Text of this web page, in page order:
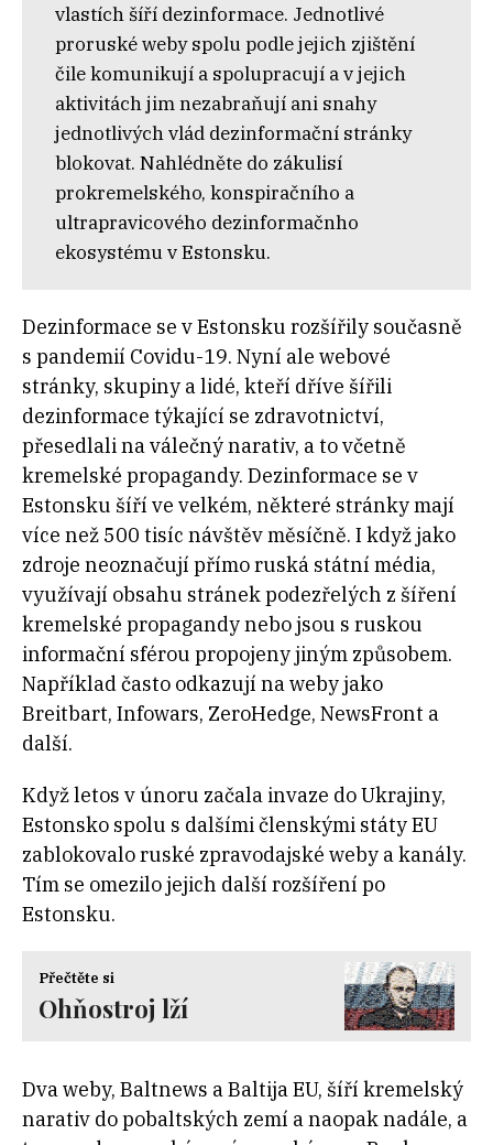
vlastích šíří dezinformace. Jednotlivé
proruské weby spolu podle jejich zjištění
čile komunikují a spolupracují a v jejich
aktivitách jim nezabraňují ani snahy
jednotlivých vlád dezinformační stránky
blokovat. Nahlédněte do zákulisí
prokremelského, konspiračního a
ultrapravicového dezinformačnho
ekosystému v Estonsku.
Dezinformace se v Estonsku rozšířily současně
s pandemií Covidu-19. Nyní ale webové
stránky, skupiny a lidé, kteří dříve šířili
dezinformace týkající se zdravotnictví,
přesedlali na válečný narativ, a to včetně
kremelské propagandy. Dezinformace se v
Estonsku šíří ve velkém, některé stránky mají
více než 500 tisíc návštěv měsíčně. I když jako
zdroje neoznačují přímo ruská státní média,
využívají obsahu stránek podezřelých z šíření
kremelské propagandy nebo jsou s ruskou
informační sférou propojeny jiným způsobem.
Například často odkazují na weby jako
Breitbart, Infowars, ZeroHedge, NewsFront a
další.
Když letos v únoru začala invaze do Ukrajiny,
Estonsko spolu s dalšími členskými státy EU
zablokovalo ruské zpravodajské weby a kanály.
Tím se omezilo jejich další rozšíření po
Estonsku.
Přečtěte si
Ohňostroj lží
Dva weby, Baltnews a Baltija EU, šíří kremelský
narativ do pobaltských zemí a naopak nadále, a